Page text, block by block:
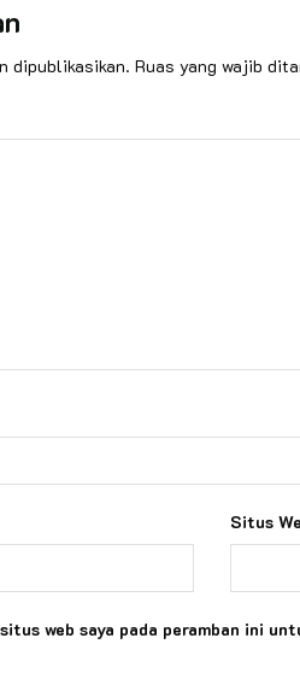
dipublikasikan. Ruas yang wajib
Situs
web saya pada peramban ini